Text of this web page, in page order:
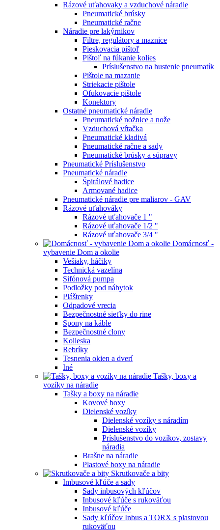
Rázové uťahovaky a vzduchové náradie
Pneumatické brúsky
Pneumatické račne
Náradie pre lakýrnikov
Filtre, regulátory a maznice
Pieskovacia pištoľ
Pištoľ na fúkanie kolies
Príslušenstvo na hustenie pneumatík
Pištole na mazanie
Striekacie pištole
Ofukovacie pištole
Konektory
Ostatné pneumatické náradie
Pneumatické nožnice a nože
Vzduchová vŕtačka
Pneumatické kladivá
Pneumatické račne a sady
Pneumatické brúsky a súpravy
Pneumatické Príslušenstvo
Pneumatické náradie
Špirálové hadice
Armované hadice
Pneumatické náradie pre maliarov - GAV
Rázové uťahováky
Rázové uťahovače 1 "
Rázové uťahovače 1/2 "
Rázové uťahovače 3/4 "
Domácnosť -
vybavenie Dom a okolie
Vešiaky, háčiky
Technická vazelína
Sifónová pumpa
Podložky pod nábytok
Pláštenky
Odpadové vrecia
Bezpečnostné sieťky do rine
Spony na káble
Bezpečnostné clony
Kolieska
Rebríky
Tesnenia okien a dverí
Iné
Tašky, boxy a
vozíky na náradie
Tašky a boxy na náradie
Kovové boxy
Dielenské vozíky
Dielenské vozíky s náradím
Dielenské vozíky
Príslušenstvo do vozíkov, zostavy
náradia
Brašne na náradie
Plastové boxy na náradie
Skrutkovače a bity
Imbusové kľúče a sady
Sady inbusových kľúčov
Inbusové kľúče s rukoväťou
Inbusové kľúče
Sady kľúčov Inbus a TORX s plastovou
rukoväťou